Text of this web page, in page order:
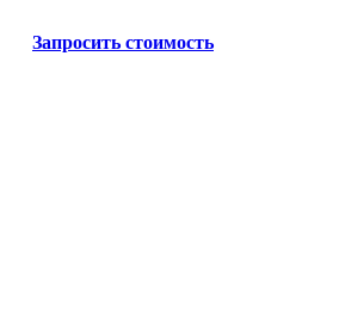
Запросить стоимость